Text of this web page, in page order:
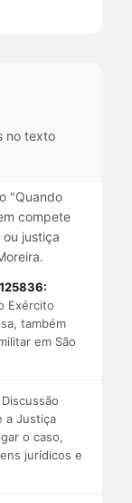
no texto
"Quando
compete
justiça
Exército
também
em São
Discussão
a Justiça
o caso,
jurídicos e